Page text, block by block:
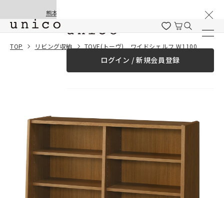
熊本地震の影響による配送遅延と停止について
ログイン / 新規会員登録
商品カテゴリー一覧
カーテン
ラグ
TOP リビング収納 TOVE(トーヴ) ワイドシェルフ W1100
一緒に購入する